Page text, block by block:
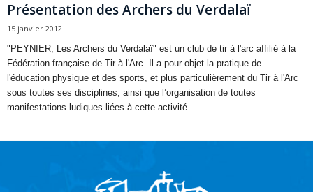
Présentation des Archers du Verdalaï
15 janvier 2012
"PEYNIER, Les Archers du Verdalaï" est un club de tir à l'arc affilié à la
Fédération française de Tir à l'Arc. Il a pour objet la pratique de
l'éducation physique et des sports, et plus particulièrement du Tir à l'Arc
sous toutes ses disciplines, ainsi que l’organisation de toutes
manifestations ludiques liées à cette activité.